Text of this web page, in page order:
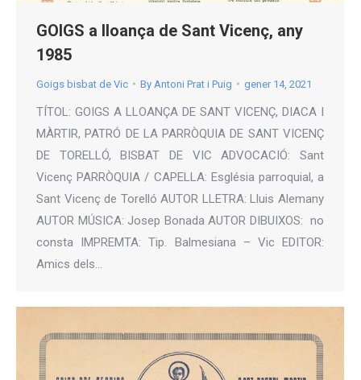
GOIGS a lloança de Sant Vicenç, any
1985
Goigs bisbat de Vic By Antoni Prat i Puig gener 14, 2021
TÍTOL: GOIGS A LLOANÇA DE SANT VICENÇ, DIACA I
MÀRTIR, PATRÓ DE LA PARRÒQUIA DE SANT VICENÇ
DE TORELLÓ, BISBAT DE VIC ADVOCACIÓ: Sant
Vicenç PARRÒQUIA / CAPELLA: Església parroquial, a
Sant Vicenç de Torelló AUTOR LLETRA: Lluis Alemany
AUTOR MÚSICA: Josep Bonada AUTOR DIBUIXOS: no
consta IMPREMTA: Tip. Balmesiana – Vic EDITOR:
Amics dels…